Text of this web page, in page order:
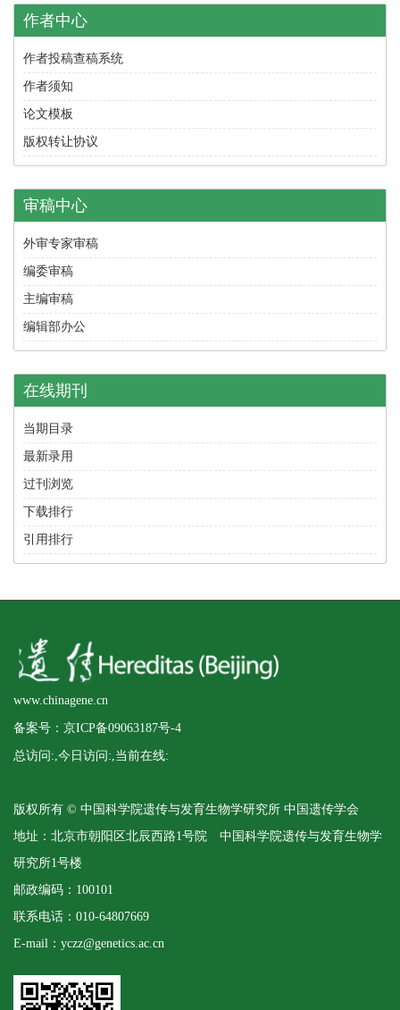
作者中心
作者投稿查稿系统
作者须知
论文模板
版权转让协议
审稿中心
外审专家审稿
编委审稿
主编审稿
编辑部办公
在线期刊
当期目录
最新录用
过刊浏览
下载排行
引用排行
www.chinagene.cn
备案号：京ICP备09063187号-4
总访问:,今日访问:,当前在线:
版权所有 © 中国科学院遗传与发育生物学研究所 中国遗传学会
地址：北京市朝阳区北辰西路1号院 中国科学院遗传与发育生物学
研究所1号楼
邮政编码：100101
联系电话：010-64807669
E-mail：yczz@genetics.ac.cn